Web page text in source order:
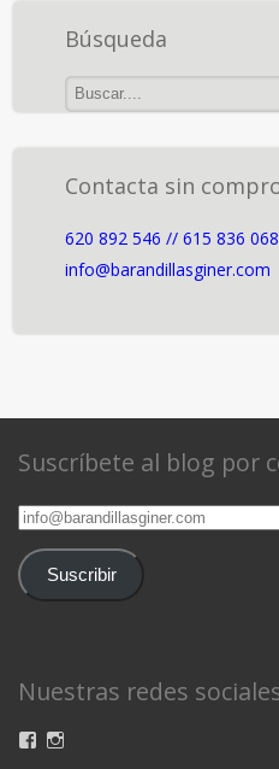
Búsqueda
Contacta sin
620 892 546 // 615 836 068
info@barandillasginer.com
Suscríbete al blog por
info@barandillasginer.com
Suscribir
Nuestras redes
VerVer